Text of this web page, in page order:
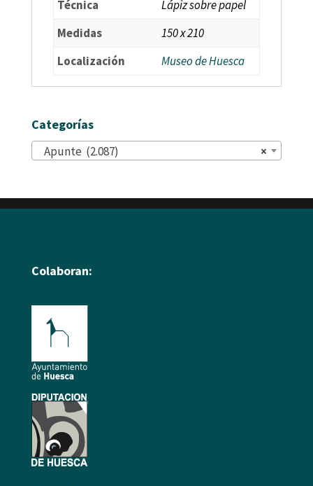
Técnica
Lápiz sobre papel
Medidas
150 x 210
Localización
Museo de Huesca
Categorías
×
Apunte (2.087)
Colaboran: